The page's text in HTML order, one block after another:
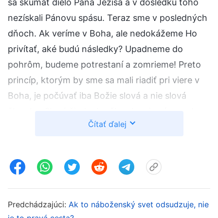
nezískali Pánovu spásu. Teraz sme v posledných
dňoch. Ak veríme v Boha, ale nedokážeme Ho
privítať, aké budú následky? Upadneme do
pohrôm, budeme potrestaní a zomrieme! Preto
princíp, ktorým by sme sa mali riadiť pri viere v
Boha, je počúvať iba Božie slová a nie slová
iba Božie slová sú pravdou. Ak sa ľudia
odporujú Mu. Ak vždy lipnete na katolíckych
pravidlách a nariadeniach a nepočúvate Božie
slová, aké následky vám to prinesie? V tejto veci
by ste mali mať jasno. Ak zistíte, že všetky slová
Čítať ďalej
Predchádzajúci: Ak to náboženský svet odsudzuje, nie